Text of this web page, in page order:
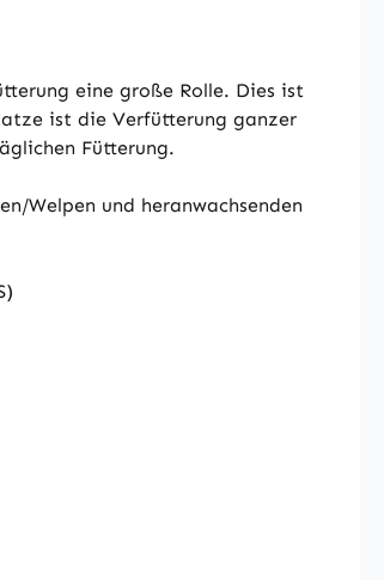
eine große Rolle. Dies ist
ist die Verfütterung ganzer
Fütterung.
Welpen und heranwachsenden